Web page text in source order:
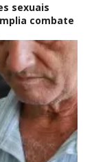
sexuais
combate